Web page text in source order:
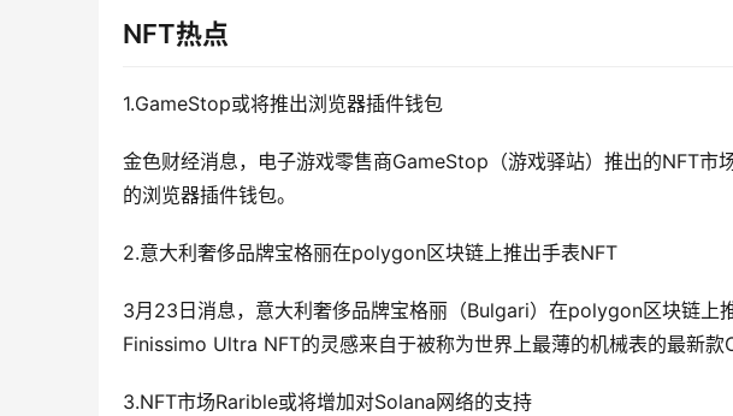
NFT热点
1.GameStop或将推出浏览器插件钱包
金色财经消息，电子游戏零售商GameStop（游戏驿站）推出的NFT市
的浏览器插件钱包。
2.意大利奢侈品牌宝格丽在polygon区块链上推出手表NFT
3月23日消息，意大利奢侈品牌宝格丽（Bulgari）在polygon区块链上
Finissimo Ultra NFT的灵感来自于被称为世界上最薄的机械表的最新款
3.NFT市场Rarible或将增加对Solana网络的支持